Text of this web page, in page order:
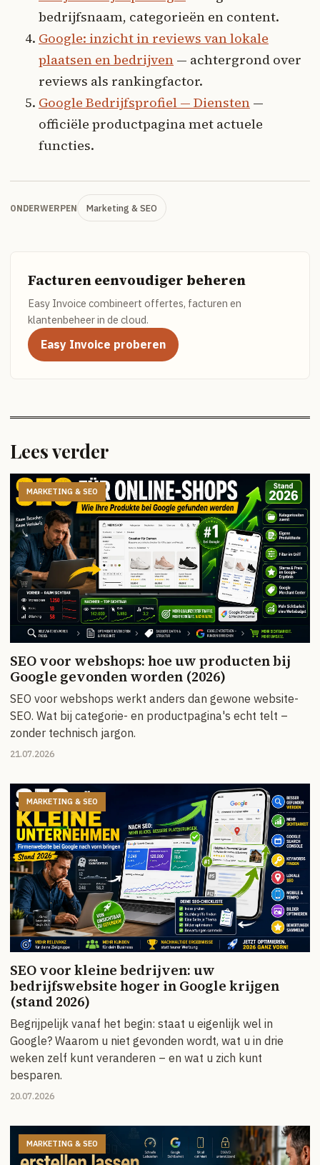
bedrijfsnaam, categorieën en content.
Google: inzicht in reviews van lokale
plaatsen en bedrijven — achtergrond over
reviews als rankingfactor.
Google Bedrijfsprofiel — Diensten —
officiële productpagina met actuele
functies.
ONDERWERPEN Marketing & SEO
Facturen eenvoudiger beheren
Easy Invoice combineert offertes, facturen en
klantenbeheer in de cloud.
Easy Invoice proberen
Lees verder
MARKETING & SEO
SEO voor webshops: hoe uw producten bij
Google gevonden worden (2026)
SEO voor webshops werkt anders dan gewone website-
SEO. Wat bij categorie- en productpagina's echt telt –
zonder technisch jargon.
21.07.2026
MARKETING & SEO
SEO voor kleine bedrijven: uw
bedrijfswebsite hoger in Google krijgen
(stand 2026)
Begrijpelijk vanaf het begin: staat u eigenlijk wel in
Google? Waarom u niet gevonden wordt, wat u in drie
weken zelf kunt veranderen – en wat u zich kunt
besparen.
20.07.2026
MARKETING & SEO